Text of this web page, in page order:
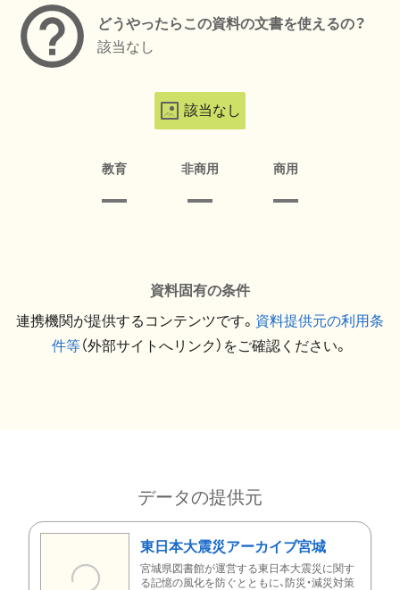
どうやったらこの資料の文書を使えるの？
該当なし
該当なし
教育 非商用 商用
資料固有の条件
連携機関が提供するコンテンツです。 資料提供元の利用条
件等（外部サイトへリンク）をご確認ください。
データの提供元
東日本大震災アーカイブ宮城
宮城県図書館が運営する東日本大震災に関す
る記憶の風化を防ぐとともに、防災・減災対策